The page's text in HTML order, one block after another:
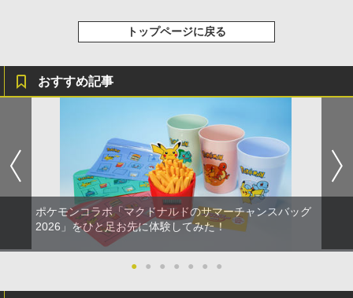
トップページに戻る
おすすめ記事
ポケモンコラボ「マクドナルドのサマーチャンスバッグ
2026」をひと足お先に体験してみた！
● ● ● ● ● ● ●